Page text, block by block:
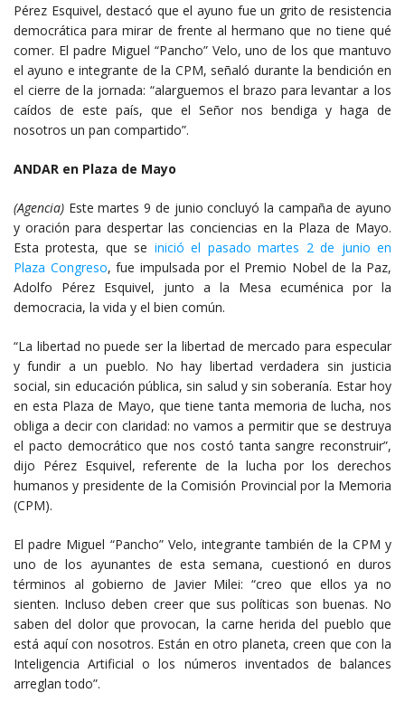
Pérez Esquivel, destacó que el ayuno fue un grito de resistencia
democrática para mirar de frente al hermano que no tiene qué
comer. El padre Miguel “Pancho” Velo, uno de los que mantuvo
el ayuno e integrante de la CPM, señaló durante la bendición en
el cierre de la jornada: “alarguemos el brazo para levantar a los
caídos de este país, que el Señor nos bendiga y haga de
nosotros un pan compartido”.
ANDAR en Plaza de Mayo
(Agencia) Este martes 9 de junio concluyó la campaña de ayuno
y oración para despertar las conciencias en la Plaza de Mayo.
Esta protesta, que se inició el pasado martes 2 de junio en
Plaza Congreso, fue impulsada por el Premio Nobel de la Paz,
Adolfo Pérez Esquivel, junto a la Mesa ecuménica por la
democracia, la vida y el bien común.
“La libertad no puede ser la libertad de mercado para especular
y fundir a un pueblo. No hay libertad verdadera sin justicia
social, sin educación pública, sin salud y sin soberanía. Estar hoy
en esta Plaza de Mayo, que tiene tanta memoria de lucha, nos
obliga a decir con claridad: no vamos a permitir que se destruya
el pacto democrático que nos costó tanta sangre reconstruir”,
dijo Pérez Esquivel, referente de la lucha por los derechos
humanos y presidente de la Comisión Provincial por la Memoria
(CPM).
El padre Miguel “Pancho” Velo, integrante también de la CPM y
uno de los ayunantes de esta semana, cuestionó en duros
términos al gobierno de Javier Milei: “creo que ellos ya no
sienten. Incluso deben creer que sus políticas son buenas. No
saben del dolor que provocan, la carne herida del pueblo que
está aquí con nosotros. Están en otro planeta, creen que con la
Inteligencia Artificial o los números inventados de balances
arreglan todo”.